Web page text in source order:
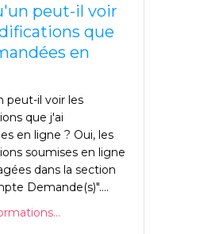
peut-il voir
que
en
peut-il voir les
que j'ai
en ligne ? Oui, les
soumises en ligne
dans la section
Demande(s)"....